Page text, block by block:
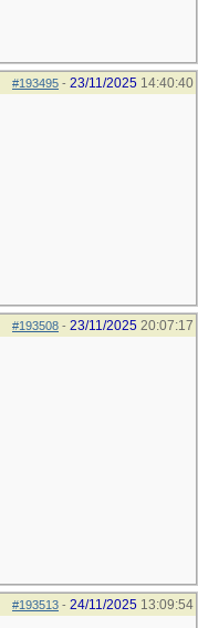
#193495 - 23/11/2025 14:40:40
#193508 - 23/11/2025 20:07:17
#193513 - 24/11/2025 13:09:54